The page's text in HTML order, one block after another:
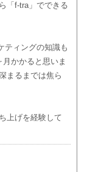
「f-tra」でできる
ティングの知識も
かかると思いま
まるまでは焦ら
上げを経験して